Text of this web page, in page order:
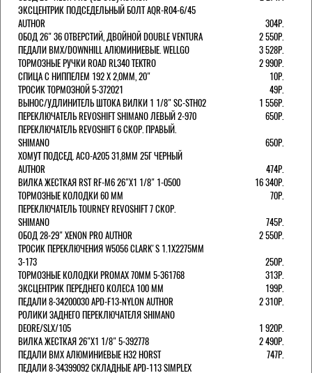
ЭКСЦЕНТРИК ПОДСЕДЕЛЬНЫЙ БОЛТ AQR-R04-6/45
AUTHOR
304Р.
ОБОД 26" 36 ОТВЕРСТИЙ, ДВОЙНОЙ DOUBLE VENTURA
2 550Р.
ПЕДАЛИ BMX/DOWNHILL АЛЮМИНИЕВЫЕ. WELLGO
3 528Р.
ТОРМОЗНЫЕ РУЧКИ ROAD RL340 TEKTRO
2 990Р.
СПИЦА С НИППЕЛЕМ 192 Х 2,0ММ, 20"
10Р.
ТРОСИК ТОРМОЗНОЙ 5-372021
49Р.
ВЫНОС/УДЛИНИТЕЛЬ ШТОКА ВИЛКИ 1 1/8" SC-STH02
1 556Р.
ПЕРЕКЛЮЧАТЕЛЬ REVOSHIFT SHIMANO ЛЕВЫЙ 2-970
650Р.
ПЕРЕКЛЮЧАТЕЛЬ REVOSHIFT 6 СКОР. ПРАВЫЙ.
SHIMANO
650Р.
ХОМУТ ПОДСЕД. ACO-A205 31,8ММ 25Г ЧЕРНЫЙ
AUTHOR
474Р.
ВИЛКА ЖЕСТКАЯ RST RF-M6 26"Х1 1/8" 1-0500
16 340Р.
ТОРМОЗНЫЕ КОЛОДКИ 60 ММ
70Р.
ПЕРЕКЛЮЧАТЕЛЬ TOURNEY REVOSHIFT 7 СКОР.
SHIMANO
745Р.
ОБОД 28-29" XENON PRO AUTHOR
2 550Р.
ТРОСИК ПЕРЕКЛЮЧЕНИЯ W5056 CLARK'S 1.1Х2275ММ
3-173
250Р.
ТОРМОЗНЫЕ КОЛОДКИ PROMAX 70ММ 5-361768
313Р.
ЭКСЦЕНТРИК ПЕРЕДНЕГО КОЛЕСА 100 ММ
199Р.
ПЕДАЛИ 8-34200030 APD-F13-NYLON AUTHOR
2 310Р.
РОЛИКИ ЗАДНЕГО ПЕРЕКЛЮЧАТЕЛЯ SHIMANO
DEORE/SLX/105
1 920Р.
ВИЛКА ЖЕСТКАЯ 26"Х1 1/8" 5-392778
2 490Р.
ПЕДАЛИ BMX АЛЮМИНИЕВЫЕ H32 HORST
747Р.
ПЕДАЛИ 8-34399092 СКЛАДНЫЕ APD-113 SIMPLEX